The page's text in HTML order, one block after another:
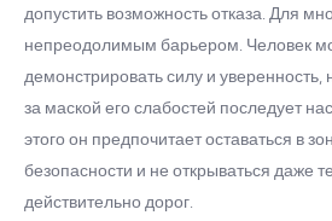
допустить возможность отказа. Для
непреодолимым барьером. Человек
демонстрировать силу и уверенность,
за маской его слабостей последует
этого он предпочитает оставаться в
безопасности и не открываться даже
действительно дорог.